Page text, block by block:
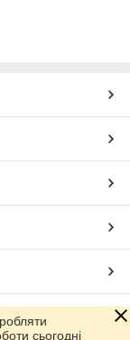
сьогодні